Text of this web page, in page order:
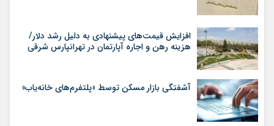
افزایش قیمت‌های پیشنهادی به دلیل رشد دلار/
هزینه رهن و اجاره آپارتمان در تهرانپارس شرقی
آشفتگی بازار مسکن توسط «پلتفرم‌های خانه‌یاب»